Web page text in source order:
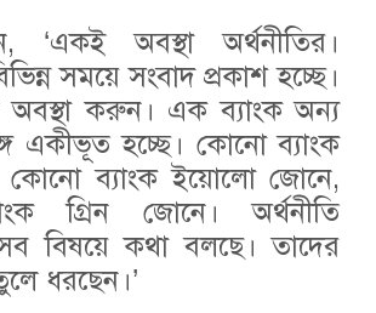
‘একই অবস্থা অর্থনীতির।
সময়ে সংবাদ প্রকাশ হচ্ছে।
অবস্থা করুন। এক ব্যাংক অন্য
একীভূত হচ্ছে। কোনো ব্যাংক
ব্যাংক ইয়োলো জোনে,
গ্রিন জোনে। অর্থনীতি
বিষয়ে কথা বলছে। তাদের
ধরছেন।’